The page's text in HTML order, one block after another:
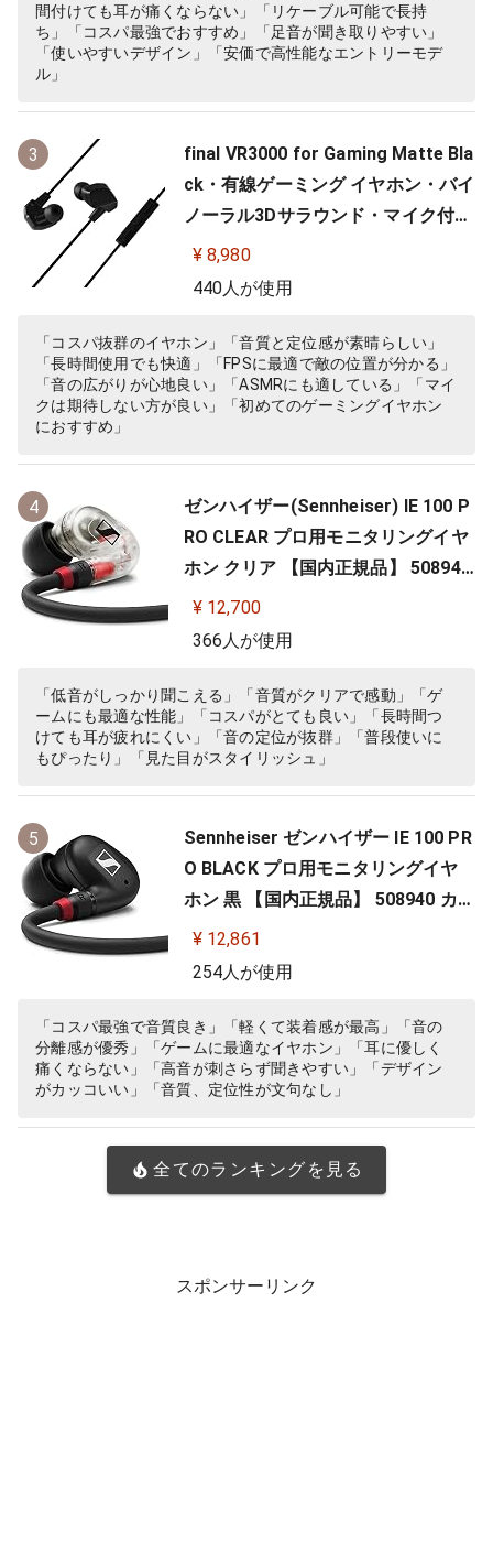
スニング レコーディング 録音…
間付けても耳が痛くならない」「リケーブル可能で長持
ち」「コスパ最強でおすすめ」「足音が聞き取りやすい」
「使いやすいデザイン」「安価で高性能なエントリーモデ
ル」
3
final VR3000 for Gaming Matte Bla
ck・有線ゲーミング イヤホン・バイ
ノーラル3Dサラウンド・マイク付き
【ゲーム/VR/バイノーラル/ASMR /
360オーディオ推奨】
¥ 8,980
440人が使用
「コスパ抜群のイヤホン」「音質と定位感が素晴らしい」
「長時間使用でも快適」「FPSに最適で敵の位置が分かる」
「音の広がりが心地良い」「ASMRにも適している」「マイ
クは期待しない方が良い」「初めてのゲーミングイヤホン
におすすめ」
4
ゼンハイザー(Sennheiser) IE 100 P
RO CLEAR プロ用モニタリングイヤ
ホン クリア 【国内正規品】 508941
カナル型 有線イヤホン
¥ 12,700
366人が使用
「低音がしっかり聞こえる」「音質がクリアで感動」「ゲ
ームにも最適な性能」「コスパがとても良い」「長時間つ
けても耳が疲れにくい」「音の定位が抜群」「普段使いに
もぴったり」「見た目がスタイリッシュ」
5
Sennheiser ゼンハイザー IE 100 PR
O BLACK プロ用モニタリングイヤ
ホン 黒 【国内正規品】 508940 カナ
ル型 有線イヤホン
¥ 12,861
254人が使用
「コスパ最強で音質良き」「軽くて装着感が最高」「音の
分離感が優秀」「ゲームに最適なイヤホン」「耳に優しく
痛くならない」「高音が刺さらず聞きやすい」「デザイン
がカッコいい」「音質、定位性が文句なし」
全てのランキングを見る
スポンサーリンク